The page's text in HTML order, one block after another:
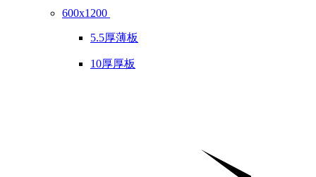
600x1200
5.5厚薄板
10厚厚板